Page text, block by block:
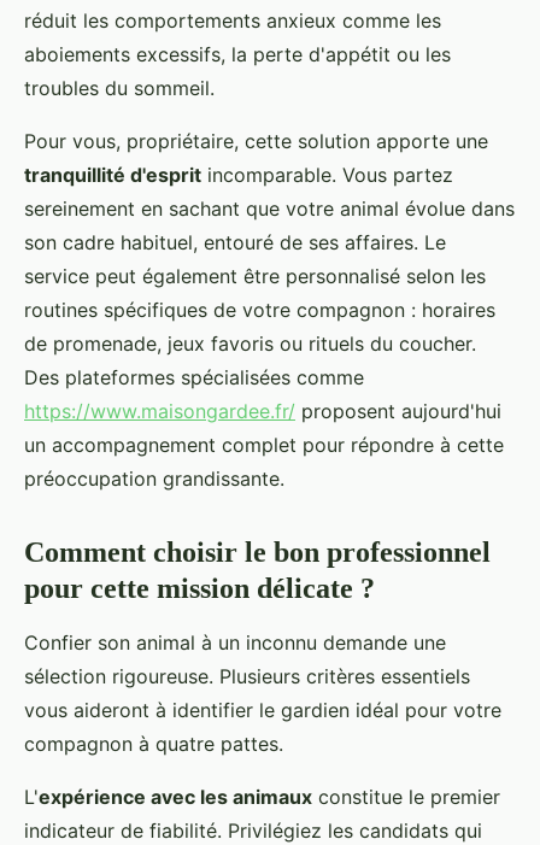
réduit les comportements anxieux comme les
aboiements excessifs, la perte d'appétit ou les
troubles du sommeil.
Pour vous, propriétaire, cette solution apporte une
tranquillité d'esprit incomparable. Vous partez
sereinement en sachant que votre animal évolue dans
son cadre habituel, entouré de ses affaires. Le
service peut également être personnalisé selon les
routines spécifiques de votre compagnon : horaires
de promenade, jeux favoris ou rituels du coucher.
Des plateformes spécialisées comme
https://www.maisongardee.fr/ proposent aujourd'hui
un accompagnement complet pour répondre à cette
préoccupation grandissante.
Comment choisir le bon professionnel
pour cette mission délicate ?
Confier son animal à un inconnu demande une
sélection rigoureuse. Plusieurs critères essentiels
vous aideront à identifier le gardien idéal pour votre
compagnon à quatre pattes.
L'expérience avec les animaux constitue le premier
indicateur de fiabilité. Privilégiez les candidats qui